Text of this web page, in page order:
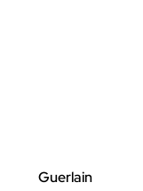
Guerlain